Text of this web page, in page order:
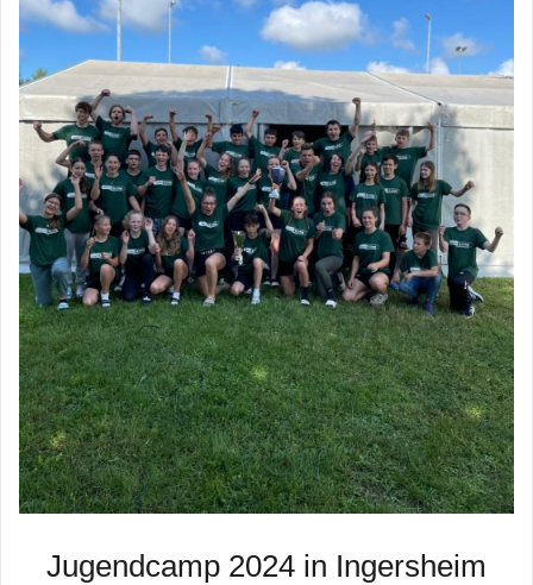
Jugendcamp 2024 in Ingersheim